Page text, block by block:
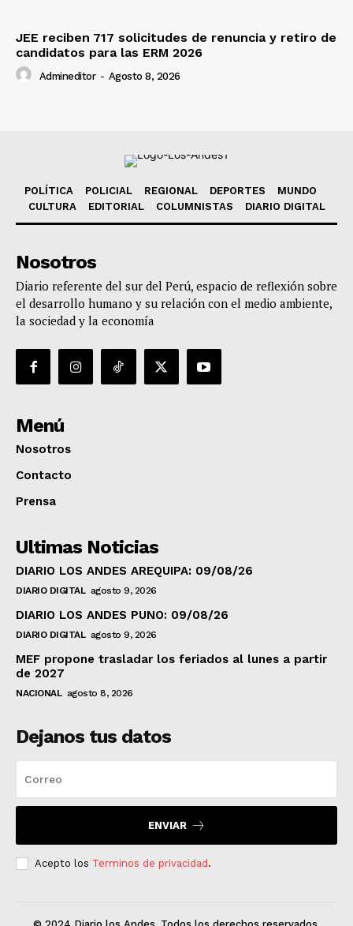
JEE reciben 717 solicitudes de renuncia y retiro de
candidatos para las ERM 2026
Admineditor - Agosto 8, 2026
POLÍTICA POLICIAL REGIONAL DEPORTES
MUNDO
CULTURA
EDITORIAL COLUMNISTAS DIARIO DIGITAL
Nosotros
Diario referente del sur del Perú, espacio de reflexión sobre
el desarrollo humano y su relación con el medio ambiente,
la sociedad y la economía
Menú
Nosotros
Contacto
Prensa
Ultimas Noticias
DIARIO LOS ANDES AREQUIPA: 09/08/26
DIARIO DIGITAL agosto 9, 2026
DIARIO LOS ANDES PUNO: 09/08/26
DIARIO DIGITAL agosto 9, 2026
MEF propone trasladar los feriados al lunes a partir
de 2027
NACIONAL agosto 8, 2026
Dejanos tus datos
ENVIAR
Acepto los Terminos de privacidad.